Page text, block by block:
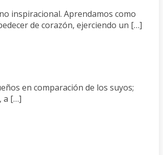
inspiracional. Aprendamos como
de corazón, ejerciendo un […]
en comparación de los suyos;
a […]